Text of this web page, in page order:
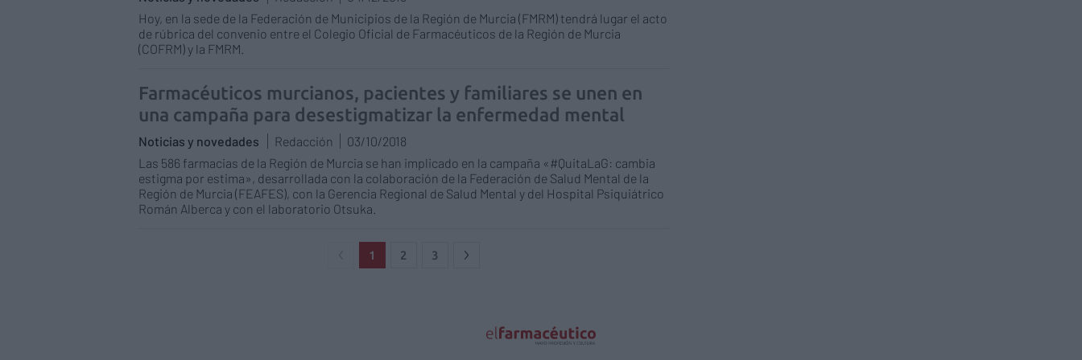
Hoy, en la sede de la Federación de Municipios de la Región de Murcia (FMRM) tendrá lugar el acto
de rúbrica del convenio entre el Colegio Oficial de Farmacéuticos de la Región de Murcia
(COFRM) y la FMRM.
Farmacéuticos murcianos, pacientes y familiares se unen en
una campaña para desestigmatizar la enfermedad mental
Noticias y novedades Redacción
03/10/2018
Las 586 farmacias de la Región de Murcia se han implicado en la campaña «#QuitaLaG: cambia
estigma por estima», desarrollada con la colaboración de la Federación de Salud Mental de la
Región de Murcia (FEAFES), con la Gerencia Regional de Salud Mental y del Hospital Psiquiátrico
Román Alberca y con el laboratorio Otsuka.
1 2 3